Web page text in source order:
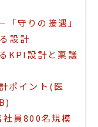
守りの接遇」
設計
KPI設計と稟議
ポイント(医
員800名規模